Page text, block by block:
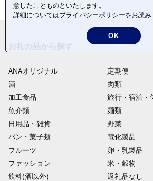
ANAオリジナル
定期便
酒
肉類
加工食品
旅行・宿泊・
魚介類
麺類
日用品・雑貨
野菜
パン・菓子類
電化製品
フルーツ
卵・乳製品
ファッション
米・穀物
飲料(酒以外)
返礼品なし
意したことものといたします。
詳細についてはプライバシーポリシーをお読み
OK